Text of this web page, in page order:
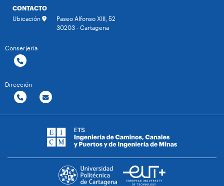
CONTACTO
Ubicación
Paseo Alfonso XIII, 52
30203 - Cartagena
Conserjería
Dirección